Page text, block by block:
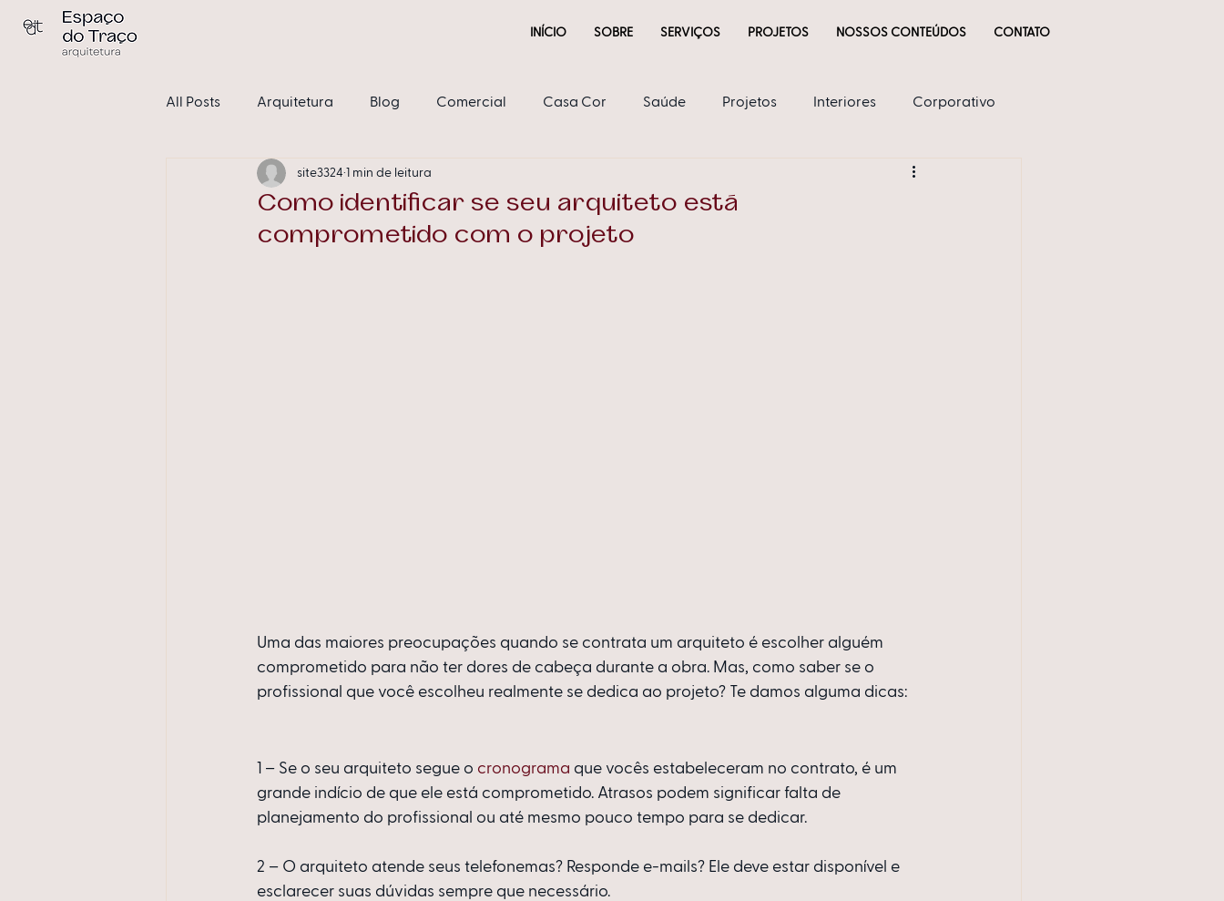
INÍCIO SOBRE SERVIÇOS PROJETOS NOSSOS CONTEÚDOS CONTATO
All Posts Arquitetura Blog Comercial Casa Cor Saúde Projetos Interiores Corporativo
Condomínios Sem categoria
Como identificar se seu arquiteto está
comprometido com o projeto
site3324 1 min de leitura
Uma das maiores preocupações quando se contrata um arquiteto é escolher alguém
comprometido para não ter dores de cabeça durante a obra. Mas, como saber se o
profissional que você escolheu realmente se dedica ao projeto? Te damos alguma dicas:
1 – Se o seu arquiteto segue o cronograma que vocês estabeleceram no contrato, é um
grande indício de que ele está comprometido. Atrasos podem significar falta de
planejamento do profissional ou até mesmo pouco tempo para se dedicar.
2 – O arquiteto atende seus telefonemas? Responde e-mails? Ele deve estar disponível e
esclarecer suas dúvidas sempre que necessário.